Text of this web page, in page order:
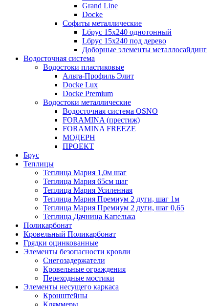
Grand Line
Docke
Софиты металлические
Lбрус 15x240 однотонный
Lбрус 15x240 под дерево
Доборные элементы металлосайдинг
Водосточная система
Водостоки пластиковые
Альта-Профиль Элит
Docke Lux
Docke Premium
Водостоки металлические
Водосточная система OSNO
FORAMINA (престиж)
FORAMINA FREEZE
МОДЕРН
ПРОЕКТ
Брус
Теплицы
Теплица Мария 1,0м шаг
Теплица Мария 65см шаг
Теплица Мария Усиленная
Теплица Мария Премиум 2 дуги, шаг 1м
Теплица Мария Премиум 2 дуги, шаг 0,65
Теплица Дачница Капелька
Поликарбонат
Кровельный Поликарбонат
Грядки оцинкованные
Элементы безопасности кровли
Снегозадержатели
Кровельные ограждения
Переходные мостики
Элементы несущего каркаса
Кронштейны
Кляммеры